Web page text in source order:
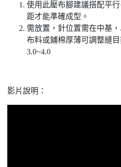
使用此壓布腳建議搭配平
距才能準確成型。
需放置，針位置需在中基
布料或鋪棉厚薄可調整縫
3.0~4.0
影片說明：